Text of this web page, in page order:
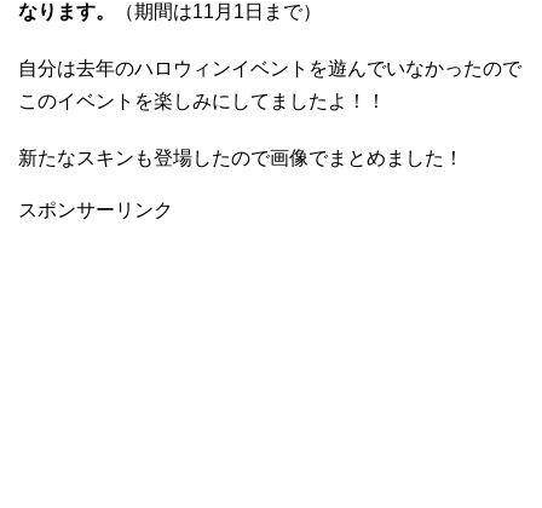
なります。
（期間は11月1日まで）
自分は去年のハロウィンイベントを遊んでいなかったので
このイベントを楽しみにしてましたよ！！
新たなスキンも登場したので画像でまとめました！
スポンサーリンク